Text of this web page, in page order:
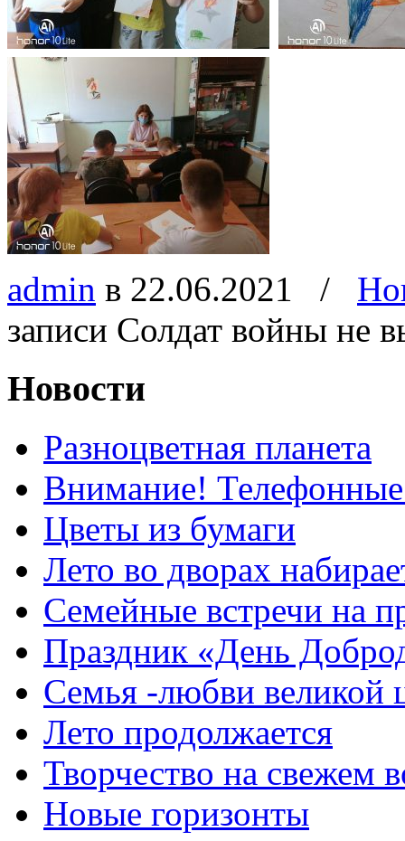
admin в 22.06.2021 /
записи Солдат войны не
Новости
Разноцветная планета
Внимание!
Цветы из бумаги
Лето во дворах
Семейные встречи на
Праздник «День
Семья -любви великой
Лето продолжается
Творчество на свежем
Новые горизонты